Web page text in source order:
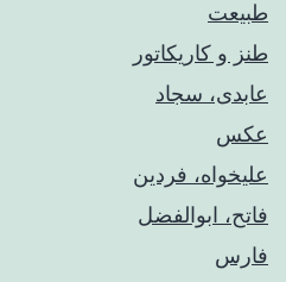
طبیعت
طنز و کاریکاتور
عابدی، سجاد
عکس
علیخواه، فردین
فاتح، ابوالفضل
فارس